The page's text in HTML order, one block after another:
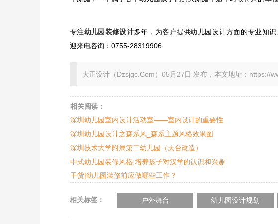
专注幼儿园装修设计多年，为客户提供幼儿园设计方面的专业知识
迎来电咨询：0755-28319906
大正设计（Dzsjgc.Com）05月27日 发布，本文地址：https://
相关阅读：
深圳幼儿园室内设计活动室——室内设计的重要性
深圳幼儿园设计之森系风_森系主题风格效果图
深圳技术大学附属第二幼儿园（天台改造）
中式幼儿园装修风格,培养孩子对汉学的认识和兴趣
干货|幼儿园装修前应做哪些工作？
相关标签： 户外舞台 幼儿园设计规划